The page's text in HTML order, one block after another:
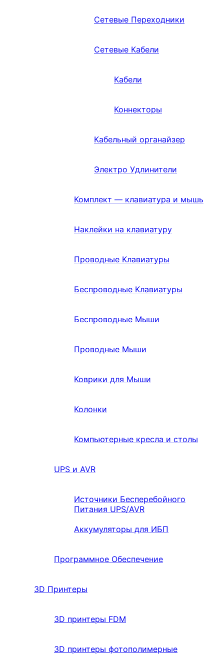
Сетевые Переходники
Сетевые Кабели
Кабели
Коннекторы
Кабельный органайзер
Электро Удлинители
Комплект — клавиатура и мышь
Наклейки на клавиатуру
Проводные Клавиатуры
Беспроводные Клавиатуры
Беспроводные Мыши
Проводные Мыши
Коврики для Мыши
Колонки
Компьютерные кресла и столы
UPS и AVR
Источники Бесперебойного
Питания UPS/AVR
Аккумуляторы для ИБП
Программное Обеспечение
3D Принтеры
3D принтеры FDM
3D принтеры фотополимерные